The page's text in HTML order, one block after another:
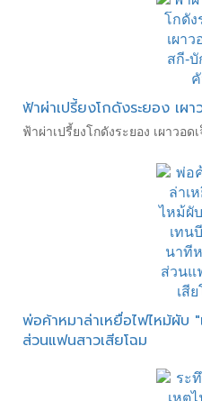
ฟ้าผ่าเปรี้ยงโกดังระยอง เ
ฟ้าผ่าเปรี้ยงโกดังระยอง เผาวอ
พ่อค้าหมาล่าเหยื่อไฟไหม้ผับ
ส่วนแฟนสาวเสียโฉม